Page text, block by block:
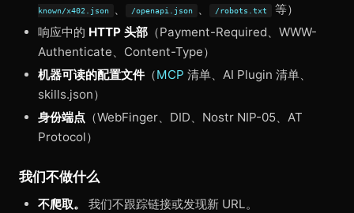
known/x402.json 、 /openapi.json 、 /robots.txt
等）
响应中的 HTTP 头部 （Payment-Required、WWW-
Authenticate、Content-Type）
机器可读的配置文件（MCP 清单、AI Plugin 清单、
skills.json）
身份端点 （WebFinger、DID、Nostr NIP-05、AT
Protocol）
我们不做什么
不爬取。
我们不跟踪链接或发现新 URL。